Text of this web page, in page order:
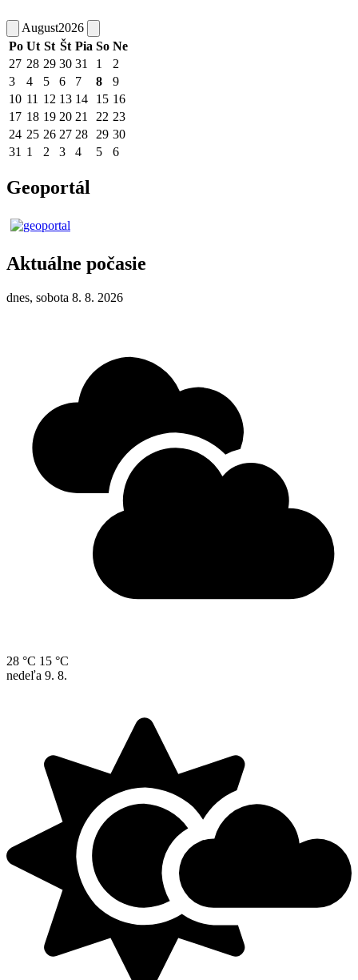
August2026
Po Ut St Št Pia So Ne
27 28 29 30 31 1
2
3
4 5 6 7 8
9
10 11 12 13 14 15 16
17 18 19 20 21 22 23
24 25 26 27 28 29 30
31 1 2 3 4 5 6
Geoportál
Aktuálne počasie
dnes, sobota 8. 8. 2026
28 °C 15 °C
nedeľa 9. 8.